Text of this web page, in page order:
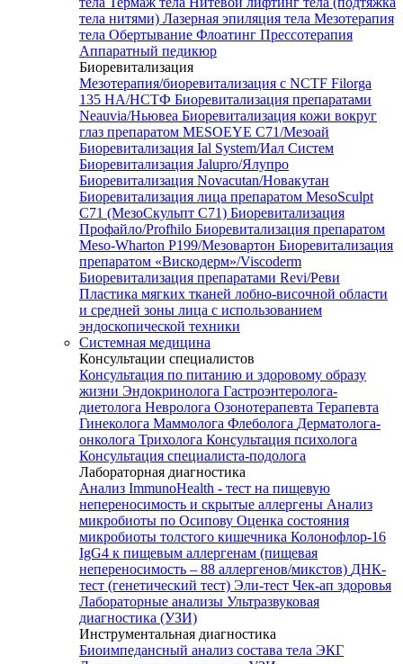
тела нитями) Лазерная эпиляция тела Мезотерапия
тела Обертывание Флоатинг Прессотерапия
Аппаратный педикюр
Биоревитализация
Мезотерапия/биоревитализация с NCTF Filorga
135 HA/НСТФ Биоревитализация препаратами
Neauvia/Ньювеа Биоревитализация кожи вокруг
глаз препаратом MESOEYE C71/Мезоай
Биоревитализация Ial System/Иал Систем
Биоревитализация Jalupro/Ялупро
Биоревитализация Novacutan/Новакутан
Биоревитализация лица препаратом MesoSculpt
C71 (МезоСкульпт С71) Биоревитализация
Профайло/Profhilo Биоревитализация препаратом
Meso-Wharton P199/Мезовартон Биоревитализация
препаратом «Вискодерм»/Viscoderm
Биоревитализация препаратами Revi/Реви
Пластика мягких тканей лобно-височной области
и средней зоны лица с использованием
эндоскопической техники
Системная медицина
Консультации специалистов
Консультация по питанию и здоровому образу
жизни Эндокринолога Гастроэнтеролога-
диетолога Невролога Озонотерапевта Терапевта
Гинеколога Маммолога Флеболога Дерматолога-
онколога Трихолога Консультация психолога
Консультация специалиста-подолога
Лабораторная диагностика
Анализ ImmunoHealth - тест на пищевую
непереносимость и скрытые аллергены Анализ
микробиоты по Осипову Оценка состояния
микробиоты толстого кишечника Колонофлор-16
IgG4 к пищевым аллергенам (пищевая
непереносимость – 88 аллергенов/микстов) ДНК-
тест (генетический тест) Эли-тест Чек-ап здоровья
Лабораторные анализы Ультразвуковая
диагностика (УЗИ)
Инструментальная диагностика
Биоимпедансный анализ состава тела ЭКГ